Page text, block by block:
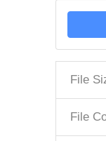
File
File